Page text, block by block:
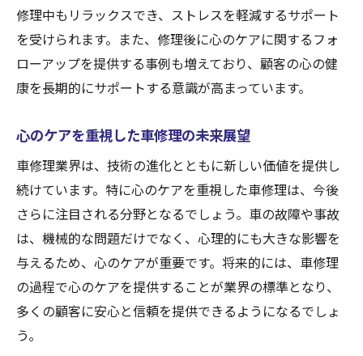
修理中もリラックスでき、ストレスを軽減するサポート
を受けられます。また、修理後に心のケアに関するフォ
ローアップを提供する事例も増えており、顧客の心の健
康を長期的にサポートする意識が高まっています。
心のケアを重視した車修理の未来展望
車修理業界は、技術の進化とともに新しい価値を提供し
続けています。特に心のケアを重視した車修理は、今後
さらに注目される分野となるでしょう。車の故障や事故
は、機械的な問題だけでなく、心理的にも大きな影響を
与えるため、心のケアが重要です。将来的には、車修理
の過程で心のケアを提供することが業界の標準となり、
多くの顧客に安心と信頼を提供できるようになるでしょ
う。